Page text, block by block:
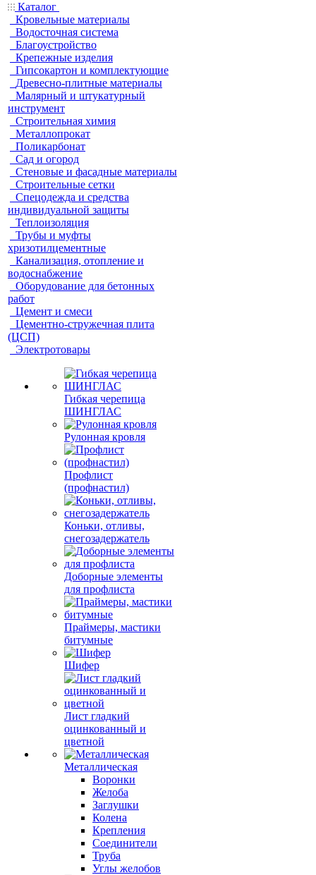
Каталог
Кровельные материалы
Водосточная система
Благоустройство
Крепежные изделия
Гипсокартон и комплектующие
Древесно-плитные материалы
Малярный и штукатурный
инструмент
Строительная химия
Металлопрокат
Поликарбонат
Сад и огород
Стеновые и фасадные материалы
Строительные сетки
Спецодежда и средства
индивидуальной защиты
Теплоизоляция
Трубы и муфты
хризотилцементные
Канализация, отопление и
водоснабжение
Оборудование для бетонных
работ
Цемент и смеси
Цементно-стружечная плита
(ЦСП)
Электротовары
Гибкая черепица
ШИНГЛАС
Рулонная кровля
Профлист
(профнастил)
Коньки, отливы,
снегозадержатель
Доборные элементы
для профлиста
Праймеры, мастики
битумные
Шифер
Лист гладкий
оцинкованный и
цветной
Металлическая
Воронки
Желоба
Заглушки
Колена
Крепления
Соединители
Труба
Углы желобов